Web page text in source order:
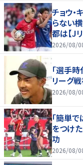
チョウ
らない
都は【J
2026/08/
「選手
リーグ
2026/08/
「簡単
をつけ
功
2026/08/